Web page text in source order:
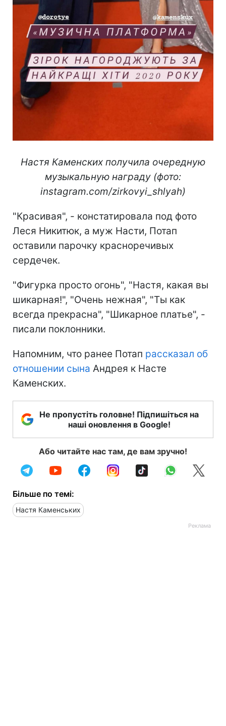
Настя Каменских получила очередную
музыкальную награду (фото:
instagram.com/zirkovyi_shlyah)
"Красивая", - констатировала под фото
Леся Никитюк, а муж Насти, Потап
оставили парочку красноречивых
сердечек.
"Фигурка просто огонь", "Настя, какая вы
шикарная!", "Очень нежная", "Ты как
всегда прекрасна", "Шикарное платье", -
писали поклонники.
Напомним, что ранее Потап рассказал об
отношении сына Андрея к Насте
Каменских.
Не пропустіть головне! Підпишіться на
наші оновлення в Google!
Або читайте нас там, де вам зручно!
Більше по темі:
Настя Каменських